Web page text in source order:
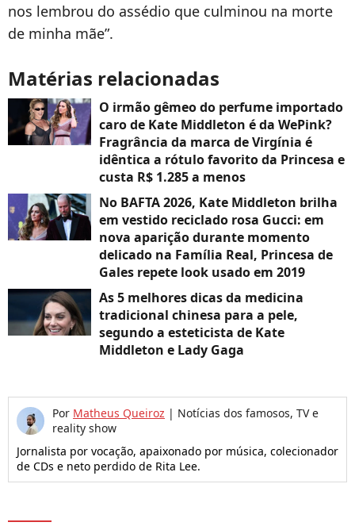
nos lembrou do assédio que culminou na morte
de minha mãe”.
Matérias relacionadas
O irmão gêmeo do perfume importado
caro de Kate Middleton é da WePink?
Fragrância da marca de Virgínia é
idêntica a rótulo favorito da Princesa e
custa R$ 1.285 a menos
No BAFTA 2026, Kate Middleton brilha
em vestido reciclado rosa Gucci: em
nova aparição durante momento
delicado na Família Real, Princesa de
Gales repete look usado em 2019
As 5 melhores dicas da medicina
tradicional chinesa para a pele,
segundo a esteticista de Kate
Middleton e Lady Gaga
Por Matheus Queiroz | Notícias dos famosos, TV e
reality show
Jornalista por vocação, apaixonado por música, colecionador
de CDs e neto perdido de Rita Lee.